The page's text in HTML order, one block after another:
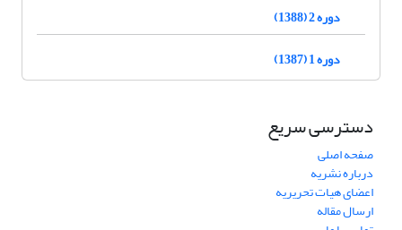
دوره 2 (1388)
دوره 1 (1387)
دسترسی سریع
صفحه اصلی
درباره نشریه
اعضای هیات تحریریه
ارسال مقاله